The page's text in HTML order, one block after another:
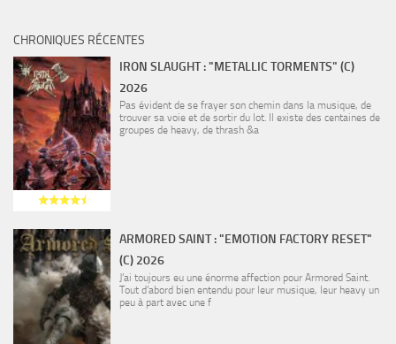
CHRONIQUES RÉCENTES
IRON SLAUGHT : "METALLIC TORMENTS" (C)
2026
Pas évident de se frayer son chemin dans la musique, de
trouver sa voie et de sortir du lot. Il existe des centaines de
groupes de heavy, de thrash &a
ARMORED SAINT : "EMOTION FACTORY RESET"
(C) 2026
J’ai toujours eu une énorme affection pour Armored Saint.
Tout d’abord bien entendu pour leur musique, leur heavy un
peu à part avec une f